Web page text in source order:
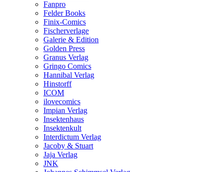
Fanpro
Felder Books
Finix-Comics
Fischerverlage
Galerie & Edition
Golden Press
Granus Verlag
Gringo Comics
Hannibal Verlag
Hinstorff
ICOM
ilovecomics
Impian Verlag
Insektenhaus
Insektenkult
Interdictum Verlag
Jacoby & Stuart
Jaja Verlag
JNK